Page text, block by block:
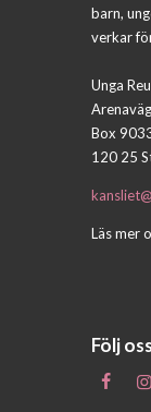
barn,
verkar
Unga
Box
120 25
Läs mer
Följ oss